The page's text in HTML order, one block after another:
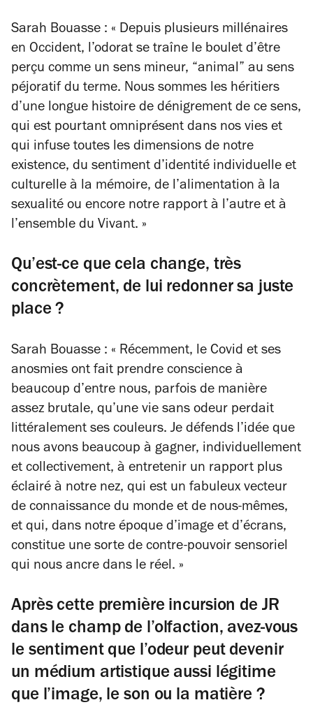
Sarah Bouasse : « Depuis plusieurs millénaires
en Occident, l’odorat se traîne le boulet d’être
perçu comme un sens mineur, “animal” au sens
péjoratif du terme. Nous sommes les héritiers
d’une longue histoire de dénigrement de ce sens,
qui est pourtant omniprésent dans nos vies et
qui infuse toutes les dimensions de notre
existence, du sentiment d’identité individuelle et
culturelle à la mémoire, de l’alimentation à la
sexualité ou encore notre rapport à l’autre et à
l’ensemble du Vivant. »
Qu’est-ce que cela change, très
concrètement, de lui redonner sa juste
place ?
Sarah Bouasse : « Récemment, le Covid et ses
anosmies ont fait prendre conscience à
beaucoup d’entre nous, parfois de manière
assez brutale, qu’une vie sans odeur perdait
littéralement ses couleurs. Je défends l’idée que
nous avons beaucoup à gagner, individuellement
et collectivement, à entretenir un rapport plus
éclairé à notre nez, qui est un fabuleux vecteur
de connaissance du monde et de nous-mêmes,
et qui, dans notre époque d’image et d’écrans,
constitue une sorte de contre-pouvoir sensoriel
qui nous ancre dans le réel. »
Après cette première incursion de JR
dans le champ de l’olfaction, avez-vous
le sentiment que l’odeur peut devenir
un médium artistique aussi légitime
que l’image, le son ou la matière ?